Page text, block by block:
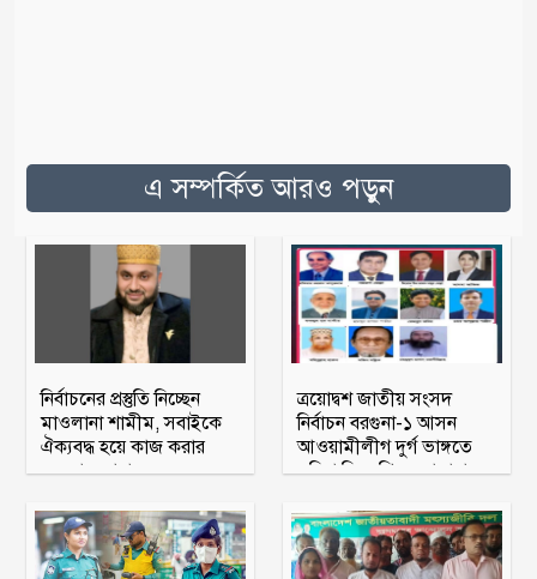
এ সম্পর্কিত আরও পড়ুন
নির্বাচনের প্রস্তুতি নিচ্ছেন
মাওলানা শামীম, সবাইকে
ঐক্যবদ্ধ হয়ে কাজ করার
অহব্বান জানান
ত্রয়োদ্বশ জাতীয় সংসদ
নির্বাচন বরগুনা-১ আসন
আওয়ামীলীগ দুর্গ ভাঙ্গতে
মরিয়া বিএনপি ও জামায়াত